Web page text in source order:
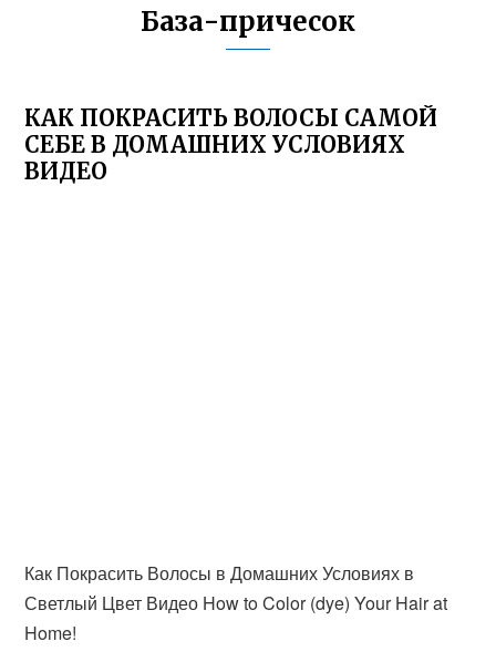
База-причесок
КАК ПОКРАСИТЬ ВОЛОСЫ САМОЙ
СЕБЕ В ДОМАШНИХ УСЛОВИЯХ
ВИДЕО
Как Покрасить Волосы в Домашних Условиях в
Светлый Цвет Видео How to Color (dye) Your Hair at
Home!